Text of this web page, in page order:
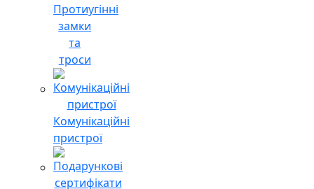
Протиугінні
замки
та
троси
Комунікаційні
пристрої